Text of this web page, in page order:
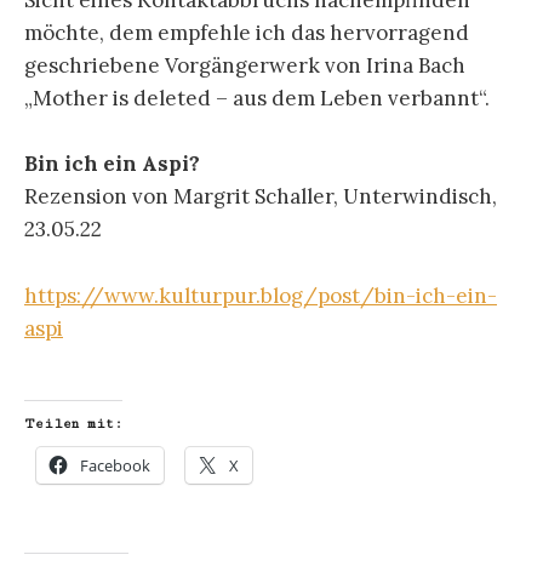
möchte, dem empfehle ich das hervorragend
geschriebene Vorgängerwerk von Irina Bach
„Mother is deleted – aus dem Leben verbannt“.
Bin ich ein Aspi?
Rezension von Margrit Schaller, Unterwindisch,
23.05.22
https://www.kulturpur.blog/post/bin-ich-ein-
aspi
Teilen mit:
Facebook X